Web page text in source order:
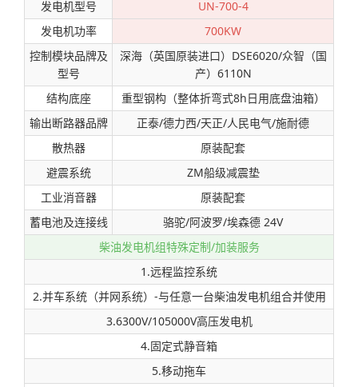
发电机型号
UN-700-4
发电机功率
700KW
控制模块品牌及
型号
深海（英国原装进口）DSE6020/众智（国
产）6110N
结构底座
重型钢构（整体折弯式8h日用底盘油箱）
输出断路器品牌
正泰/德力西/天正/人民电气/施耐德
散热器
原装配套
避震系统
ZM船级减震垫
工业消音器
原装配套
蓄电池及连接线
骆驼/阿波罗/埃森德 24V
柴油发电机组特殊定制/加装服务
1.远程监控系统
2.并车系统（并网系统）-与任意一台柴油发电机组合并使用
3.6300V/105000V高压发电机
4.固定式静音箱
5.移动拖车